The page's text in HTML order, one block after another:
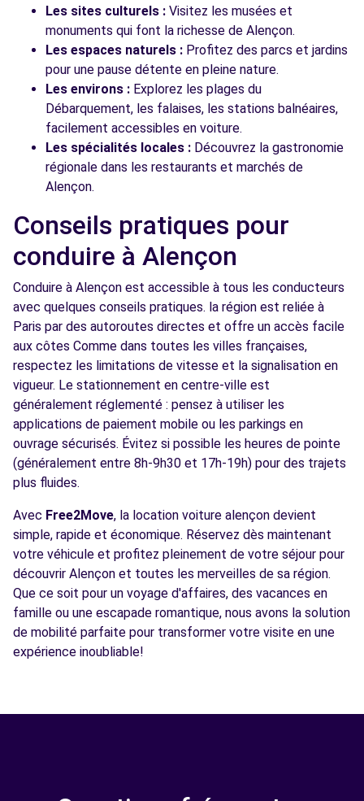
Les sites culturels : Visitez les musées et
monuments qui font la richesse de Alençon.
Les espaces naturels : Profitez des parcs et jardins
pour une pause détente en pleine nature.
Les environs : Explorez les plages du
Débarquement, les falaises, les stations balnéaires,
facilement accessibles en voiture.
Les spécialités locales : Découvrez la gastronomie
régionale dans les restaurants et marchés de
Alençon.
Conseils pratiques pour
conduire à Alençon
Conduire à Alençon est accessible à tous les conducteurs
avec quelques conseils pratiques. la région est reliée à
Paris par des autoroutes directes et offre un accès facile
aux côtes Comme dans toutes les villes françaises,
respectez les limitations de vitesse et la signalisation en
vigueur. Le stationnement en centre-ville est
généralement réglementé : pensez à utiliser les
applications de paiement mobile ou les parkings en
ouvrage sécurisés. Évitez si possible les heures de pointe
(généralement entre 8h-9h30 et 17h-19h) pour des trajets
plus fluides.
Avec Free2Move, la location voiture alençon devient
simple, rapide et économique. Réservez dès maintenant
votre véhicule et profitez pleinement de votre séjour pour
découvrir Alençon et toutes les merveilles de sa région.
Que ce soit pour un voyage d'affaires, des vacances en
famille ou une escapade romantique, nous avons la solution
de mobilité parfaite pour transformer votre visite en une
expérience inoubliable!